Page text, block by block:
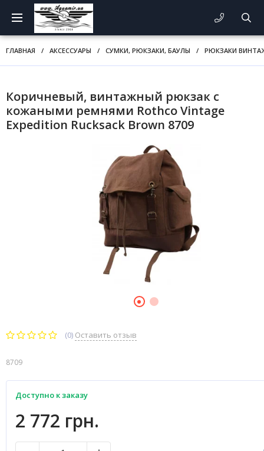
ГЛАВНАЯ / АКСЕССУАРЫ / СУМКИ, РЮКЗАКИ, БАУЛЫ / РЮКЗАКИ
Коричневый, винтажный рюкзак с
кожаными ремнями Rothco Vintage
Expedition Rucksack Brown 8709
(0) Оставить отзыв
8709
Доступно к заказу
2 772 грн.